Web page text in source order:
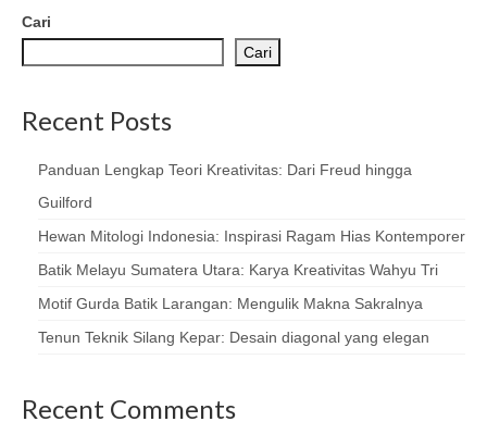
pos
Cari
Cari
Recent Posts
Panduan Lengkap Teori Kreativitas: Dari Freud hingga
Guilford
Hewan Mitologi Indonesia: Inspirasi Ragam Hias Kontemporer
Batik Melayu Sumatera Utara: Karya Kreativitas Wahyu Tri
Motif Gurda Batik Larangan: Mengulik Makna Sakralnya
Tenun Teknik Silang Kepar: Desain diagonal yang elegan
Recent Comments